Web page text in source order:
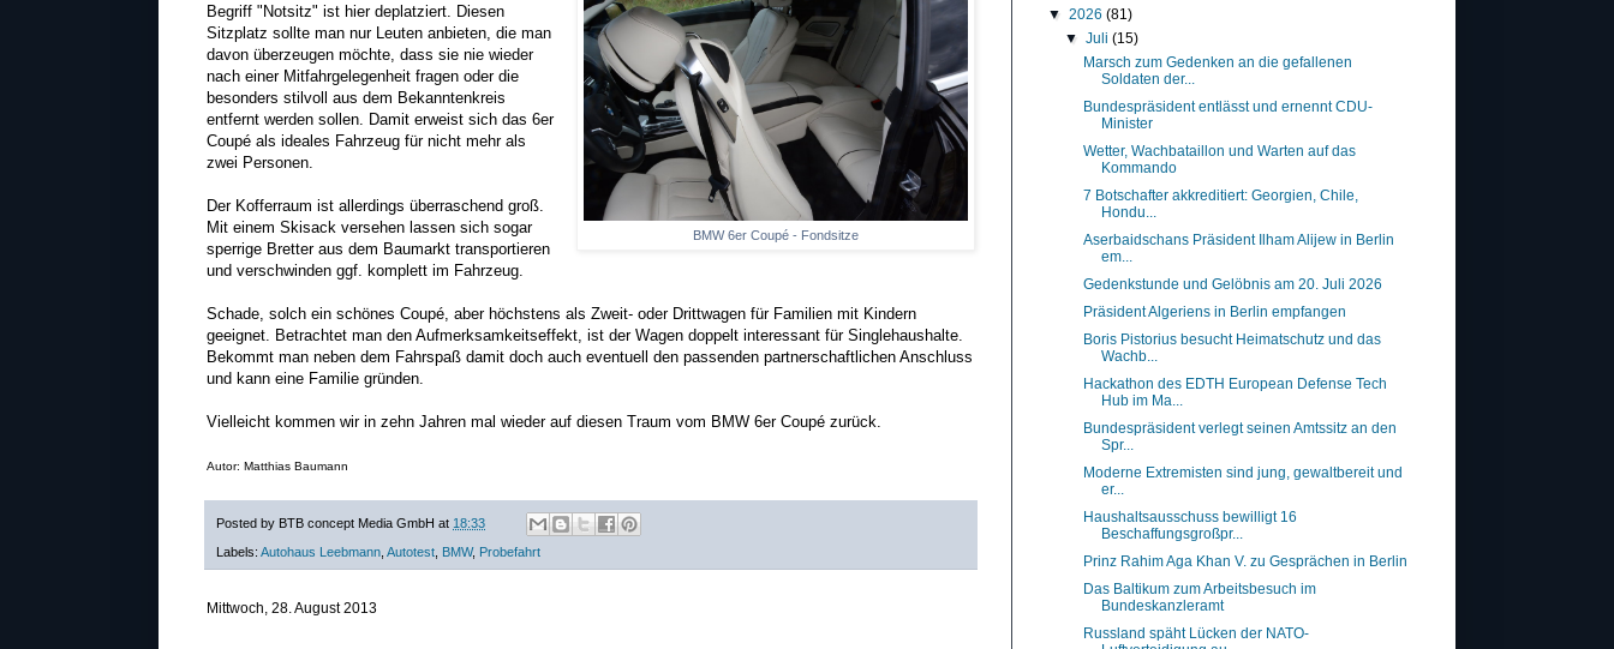
BMW 6er Coupé - Fondsitze
Begriff "Notsitz" ist hier deplatziert. Diesen
Sitzplatz sollte man nur Leuten anbieten, die man
davon überzeugen möchte, dass sie nie wieder
nach einer Mitfahrgelegenheit fragen oder die
besonders stilvoll aus dem Bekanntenkreis
entfernt werden sollen. Damit erweist sich das 6er
Coupé als ideales Fahrzeug für nicht mehr als
zwei Personen.
Der Kofferraum ist allerdings überraschend groß.
Mit einem Skisack versehen lassen sich sogar
sperrige Bretter aus dem Baumarkt transportieren
und verschwinden ggf. komplett im Fahrzeug.
Schade, solch ein schönes Coupé, aber höchstens als Zweit- oder Drittwagen für Familien mit Kindern
geeignet. Betrachtet man den Aufmerksamkeitseffekt, ist der Wagen doppelt interessant für Singlehaushalte.
Bekommt man neben dem Fahrspaß damit doch auch eventuell den passenden partnerschaftlichen Anschluss
und kann eine Familie gründen.
Vielleicht kommen wir in zehn Jahren mal wieder auf diesen Traum vom BMW 6er Coupé zurück.
Autor: Matthias Baumann
Posted by BTB concept Media GmbH at 18:33
Labels: Autohaus Leebmann Autotest BMW, Probefahrt
Mittwoch, 28. August 2013
▼ 2026 (81)
▼Juli(15)
Marsch zum Gedenken an die gefallenen
Soldaten der...
Bundespräsident entlässt und ernennt CDU-
Minister
Wetter, Wachbataillon und Warten auf das
Kommando
7 Botschafter akkreditiert: Georgien, Chile,
Hondu...
Aserbaidschans Präsident Ilham Alijew in Berlin
em...
Gedenkstunde und Gelöbnis am 20. Juli 2026
Präsident Algeriens in Berlin empfangen
Boris Pistorius besucht Heimatschutz und das
Wachb...
Hackathon des EDTH European Defense Tech
Hub im Ma...
Bundespräsident verlegt seinen Amtssitz an den
Spr...
Moderne Extremisten sind jung, gewaltbereit und
er...
Haushaltsausschuss bewilligt 16
Beschaffungsgroßpr...
Prinz Rahim Aga Khan V. zu Gesprächen in Berlin
Das Baltikum zum Arbeitsbesuch im
Bundeskanzleramt
Russland späht Lücken der NATO-